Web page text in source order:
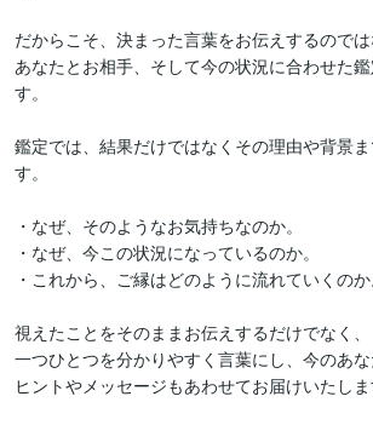
だからこそ、決まった言葉をお伝えするのでは
あなたとお相手、そして今の状況に合わせた
す。
鑑定では、結果だけではなくその理由や背景
す。
・なぜ、そのようなお気持ちなのか。
・なぜ、今この状況になっているのか。
・これから、ご縁はどのように流れていくのか
視えたことをそのままお伝えするだけでなく、
一つひとつを分かりやすく言葉にし、今のあ
ヒントやメッセージもあわせてお届けいたしま